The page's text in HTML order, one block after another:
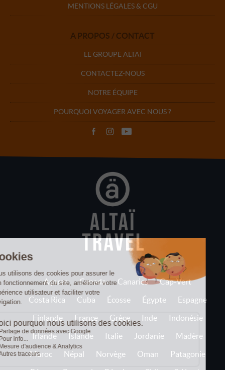
MENTIONS LÉGALES & CGU
A PROPOS / CONTACT
LE GROUPE ALTAÏ
CONTACTEZ-NOUS
NOTRE ÉQUIPE
POURQUOI VOYAGER AVEC NOUS ?
Açores Canada Canaries
Cap-Vert
Costa Rica
Cuba Écosse Égypte
Espagne
Finlande
France Grèce Inde
Indonésie
Irlande
Islande Italie Jordanie
Madère
Maroc
Népal Norvège Oman
Patagonie